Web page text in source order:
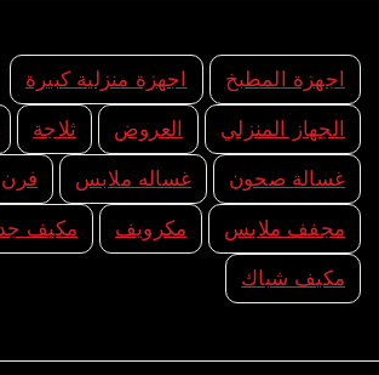
اجهزة المطبخ اجهزة منزلية كبيرة
الجهاز المنزلي العروض ثلاجة
غسالة صحون غساله ملابس فرن
مجفف ملابس مكرويف مكيف
مكيف شباك